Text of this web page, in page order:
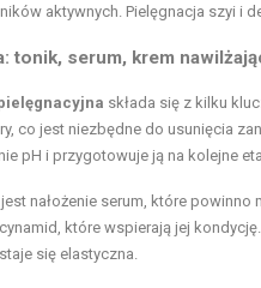
aktywnych. Pielęgnacja szyi i
tonik, serum, krem
składa się z kilku
co jest niezbędne do usunięcia
pH i przygotowuje ją na kolejne
nałożenie serum, które
które wspierają jej
się elastyczna.